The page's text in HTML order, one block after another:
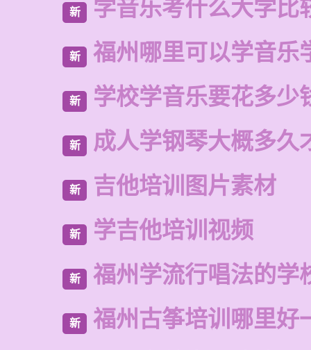
新 学音乐考什么大学比
新 福州哪里可以学音乐
新 学校学音乐要花多少
新 成人学钢琴大概多久
新 吉他培训图片素材
新 学吉他培训视频
新 福州学流行唱法的学
新 福州古筝培训哪里好